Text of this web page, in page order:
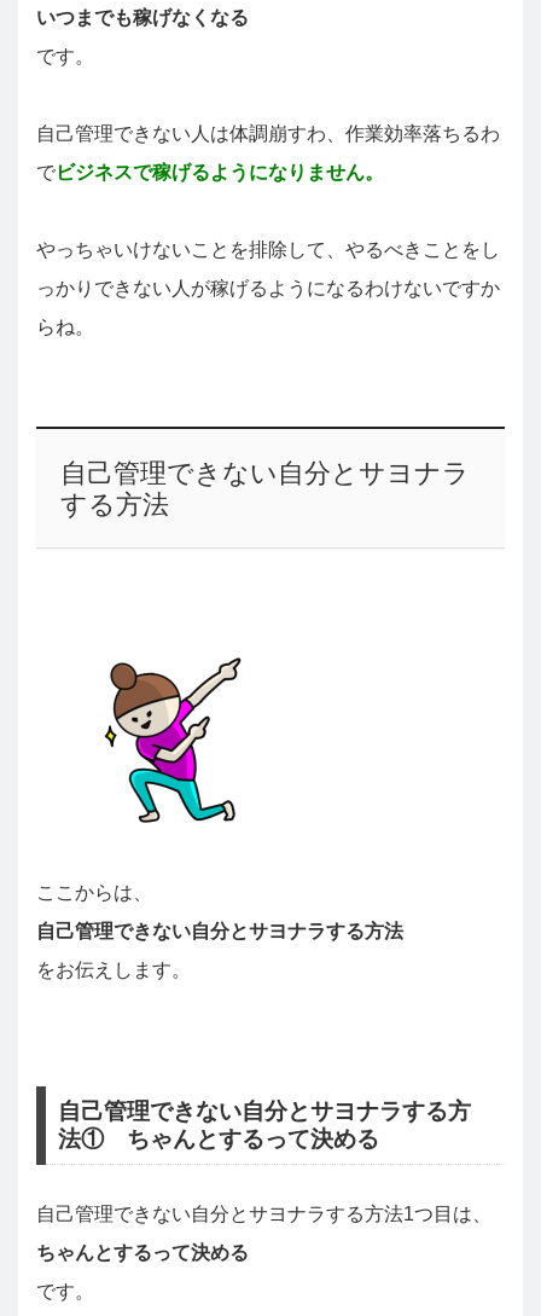
いつまでも稼げなくなる
です。
自己管理できない人は体調崩すわ、作業効率落ちるわ
でビジネスで稼げるようになりません。
やっちゃいけないことを排除して、やるべきことをし
っかりできない人が稼げるようになるわけないですか
らね。
自己管理できない自分とサヨナラ
する方法
ここからは、
自己管理できない自分とサヨナラする方法
をお伝えします。
自己管理できない自分とサヨナラする方
法① ちゃんとするって決める
自己管理できない自分とサヨナラする方法1つ目は、
ちゃんとするって決める
です。